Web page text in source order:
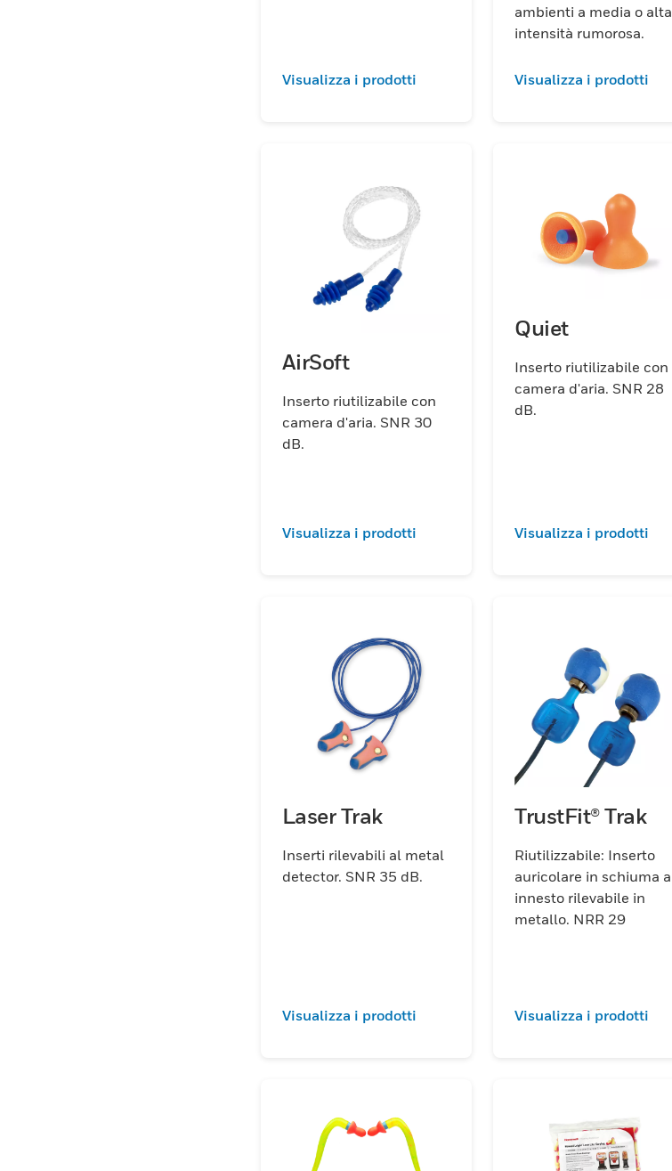
Visualizza i prodotti
ambienti a media o alta
intensità rumorosa.
Visualizza i prodotti
AirSoft
Inserto riutilizabile con
camera d'aria. SNR 30
dB.
Visualizza i prodotti
Quiet
Inserto riutilizabile con
camera d'aria. SNR 28
dB.
Visualizza i prodotti
Laser Trak
Inserti rilevabili al metal
detector. SNR 35 dB.
Visualizza i prodotti
TrustFit® Trak
Riutilizzabile: Inserto
auricolare in schiuma a
innesto rilevabile in
metallo. NRR 29
Visualizza i prodotti